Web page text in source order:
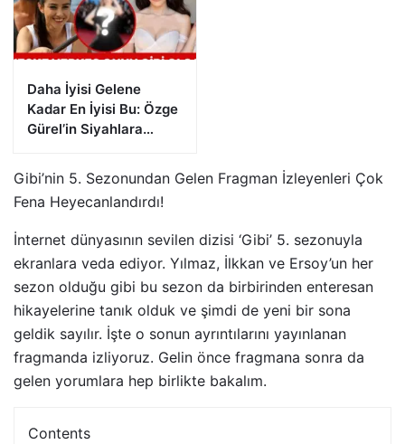
Daha İyisi Gelene
Kadar En İyisi Bu: Özge
Gürel’in Siyahlara
Kombini Herkesten
Geçer Not Aldı
Gibi’nin 5. Sezonundan Gelen Fragman İzleyenleri Çok
Fena Heyecanlandırdı!
İnternet dünyasının sevilen dizisi ‘Gibi’ 5. sezonuyla
ekranlara veda ediyor. Yılmaz, İlkkan ve Ersoy’un her
sezon olduğu gibi bu sezon da birbirinden enteresan
hikayelerine tanık olduk ve şimdi de yeni bir sona
geldik sayılır. İşte o sonun ayrıntılarını yayınlanan
fragmanda izliyoruz. Gelin önce fragmana sonra da
gelen yorumlara hep birlikte bakalım.
Contents